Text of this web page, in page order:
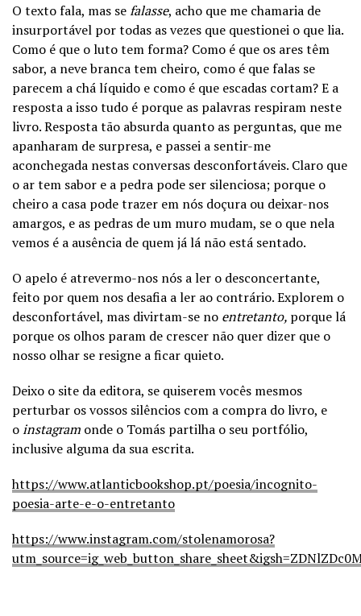
O texto fala, mas sefalasse, acho que me chamaria de
insurportável por todas as vezes que questionei o que lia.
Como é que o luto tem forma? Como é que os ares têm
sabor, a neve branca tem cheiro, como é que falas se
parecem a chá líquido e como é que escadas cortam? E a
resposta a isso tudo é porque as palavras respiram neste
livro. Resposta tão absurda quanto as perguntas, que me
apanharam de surpresa, e passei a sentir-me
aconchegada nestas conversas desconfortáveis. Claro que
o ar tem sabor e a pedra pode ser silenciosa; porque o
cheiro a casa pode trazer em nós doçura ou deixar-nos
amargos, e as pedras de um muro mudam, se o que nela
vemos é a ausência de quem já lá não está sentado.
O apelo é atrevermo-nos nós a ler o desconcertante,
feito por quem nos desafia a ler ao contrário. Explorem o
desconfortável, mas divirtam-se no entretanto, porque lá
porque os olhos param de crescer não quer dizer que o
nosso olhar se resigne a ficar quieto.
Deixo o site da editora, se quiserem vocês mesmos
perturbar os vossos silêncios com a compra do livro, e
oinstagram onde o Tomás partilha o seu portfólio,
inclusive alguma da sua escrita.
https://www.atlanticbookshop.pt/poesia/incognito-
poesia-arte-e-o-entretanto
https://www.instagram.com/stolenamorosa?